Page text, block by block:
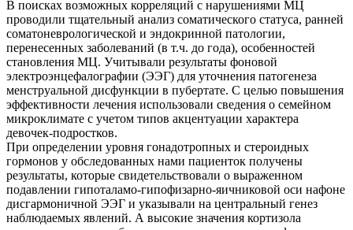
В поисках возможных корреляций с нарушениями МЦ
проводили тщательный анализ соматического статуса, ранней
соматоневрологической и эндокринной патологии,
перенесенных заболеваний (в т.ч. до года), особенностей
становления МЦ. Учитывали результаты фоновой
электроэнцефалографии (ЭЭГ) для уточнения патогенеза
менструальной дисфункции в пубертате. С целью повышения
эффективности лечения использовали сведения о семейном
микроклимате с учетом типов акцентуации характера
девочек-подростков.
При определении уровня гонадотропных и стероидных
гормонов у обследованных нами пациенток получены
результаты, которые свидетельствовали о выраженном
подавлении гипоталамо-гипофизарно-яичниковой оси нафоне
дисгармоничной ЭЭГ и указывали на центральный генез
наблюдаемых явлений. А высокие значения кортизола